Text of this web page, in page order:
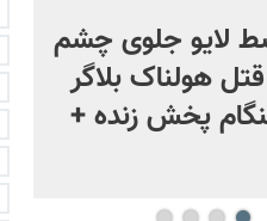
لایو جلوی چشم
قتل هولناک بلاگر
پخش زنده +